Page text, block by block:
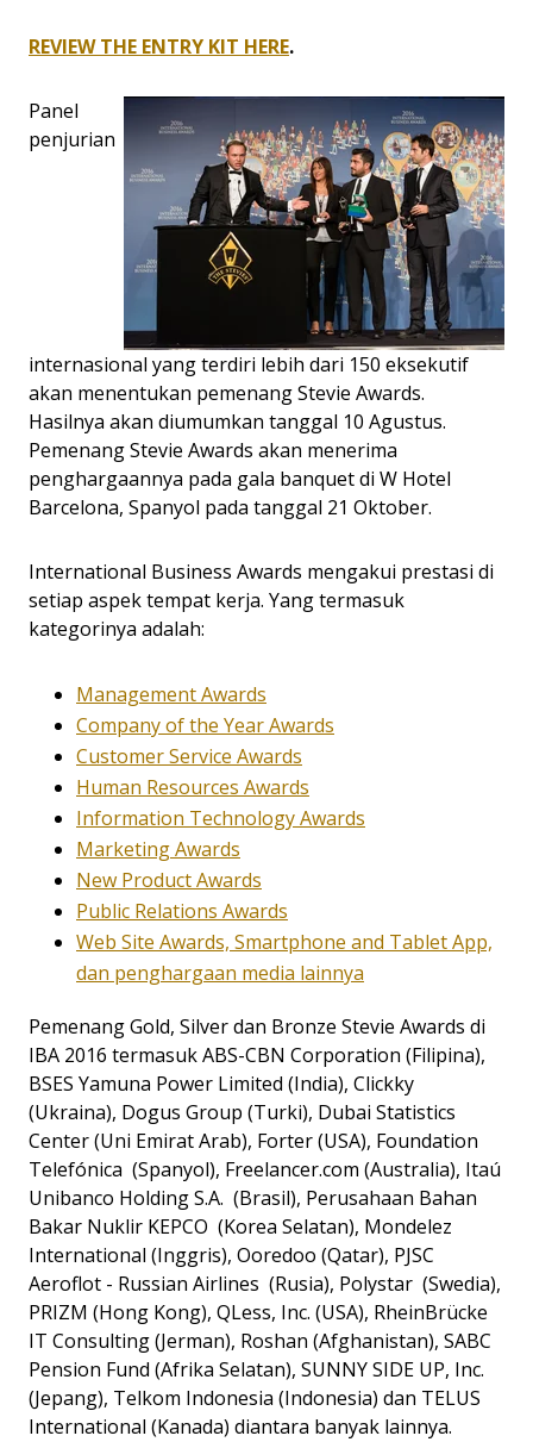
REVIEW THE ENTRY KIT HERE.
Panel
penjurian
internasional yang terdiri lebih dari 150 eksekutif
akan menentukan pemenang Stevie Awards.
Hasilnya akan diumumkan tanggal 10 Agustus.
Pemenang Stevie Awards akan menerima
penghargaannya pada gala banquet di W Hotel
Barcelona, Spanyol pada tanggal 21 Oktober.
International Business Awards mengakui prestasi di
setiap aspek tempat kerja. Yang termasuk
kategorinya adalah:
Management Awards
Company of the Year Awards
Customer Service Awards
Human Resources Awards
Information Technology Awards
Marketing Awards
New Product Awards
Public Relations Awards
Web Site Awards, Smartphone and Tablet App,
dan penghargaan media lainnya
Pemenang Gold, Silver dan Bronze Stevie Awards di
IBA 2016 termasuk ABS-CBN Corporation (Filipina),
BSES Yamuna Power Limited (India), Clickky
(Ukraina), Dogus Group (Turki), Dubai Statistics
Center (Uni Emirat Arab), Forter (USA), Foundation
Telefónica (Spanyol), Freelancer.com (Australia), Itaú
Unibanco Holding S.A. (Brasil), Perusahaan Bahan
Bakar Nuklir KEPCO (Korea Selatan), Mondelez
International (Inggris), Ooredoo (Qatar), PJSC
Aeroflot - Russian Airlines (Rusia), Polystar (Swedia),
PRIZM (Hong Kong), QLess, Inc. (USA), RheinBrücke
IT Consulting (Jerman), Roshan (Afghanistan), SABC
Pension Fund (Afrika Selatan), SUNNY SIDE UP, Inc.
(Jepang), Telkom Indonesia (Indonesia) dan TELUS
International (Kanada) diantara banyak lainnya.